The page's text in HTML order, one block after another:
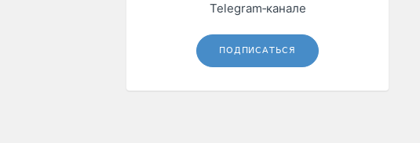
Telegram‑канале
ПОДПИСАТЬСЯ